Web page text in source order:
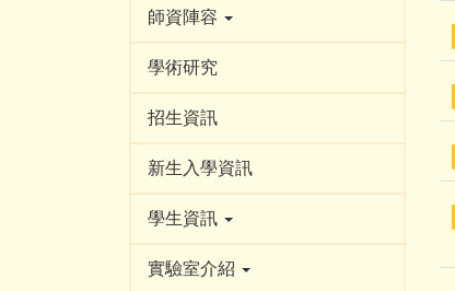
師資陣容
學術研究
招生資訊
新生入學資訊
學生資訊
實驗室介紹